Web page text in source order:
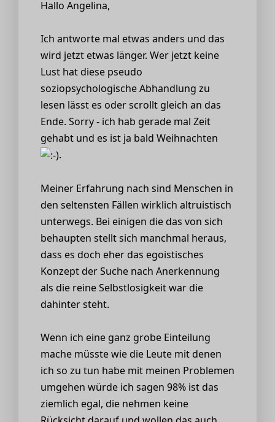
Hallo Angelina,
Ich antworte mal etwas anders und das
wird jetzt etwas länger. Wer jetzt keine
Lust hat diese pseudo
soziopsychologische Abhandlung zu
lesen lässt es oder scrollt gleich an das
Ende. Sorry - ich hab gerade mal Zeit
gehabt und es ist ja bald Weihnachten
.
Meiner Erfahrung nach sind Menschen in
den seltensten Fällen wirklich altruistisch
unterwegs. Bei einigen die das von sich
behaupten stellt sich manchmal heraus,
dass es doch eher das egoistisches
Konzept der Suche nach Anerkennung
als die reine Selbstlosigkeit war die
dahinter steht.
Wenn ich eine ganz grobe Einteilung
mache müsste wie die Leute mit denen
ich so zu tun habe mit meinen Problemen
umgehen würde ich sagen 98% ist das
ziemlich egal, die nehmen keine